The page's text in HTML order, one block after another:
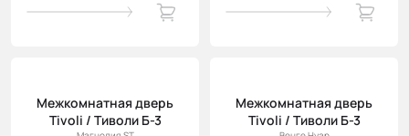
Межкомнатная дверь
Tivoli / Тиволи Б-3
Межкомнатная дверь
Tivoli / Тиволи Б-3